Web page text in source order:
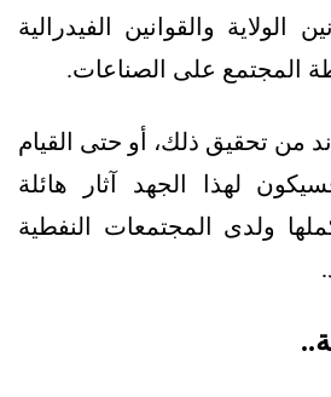
الولاية والقوانين الفيدرالية
المجتمع على الصناعات.
من تحقيق ذلك، أو حتى القيام
لهذا الجهد آثار هائلة
ولدى المجتمعات النفطية